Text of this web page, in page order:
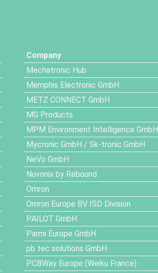
Company
Mechatronic Hub
Memphis Electronic GmbH
METZ CONNECT GmbH
MG Products
MPM Environment Intelligence GmbH
Mycronic GmbH / Sk-tronic GmbH
NeVo GmbH
Nuvonix by Rebound
Omron
Omron Europe BV ISD Division
PAILOT GmbH
Parmi Europe GmbH
pb tec solutions GmbH
PCBWay Europe (Weiku France)